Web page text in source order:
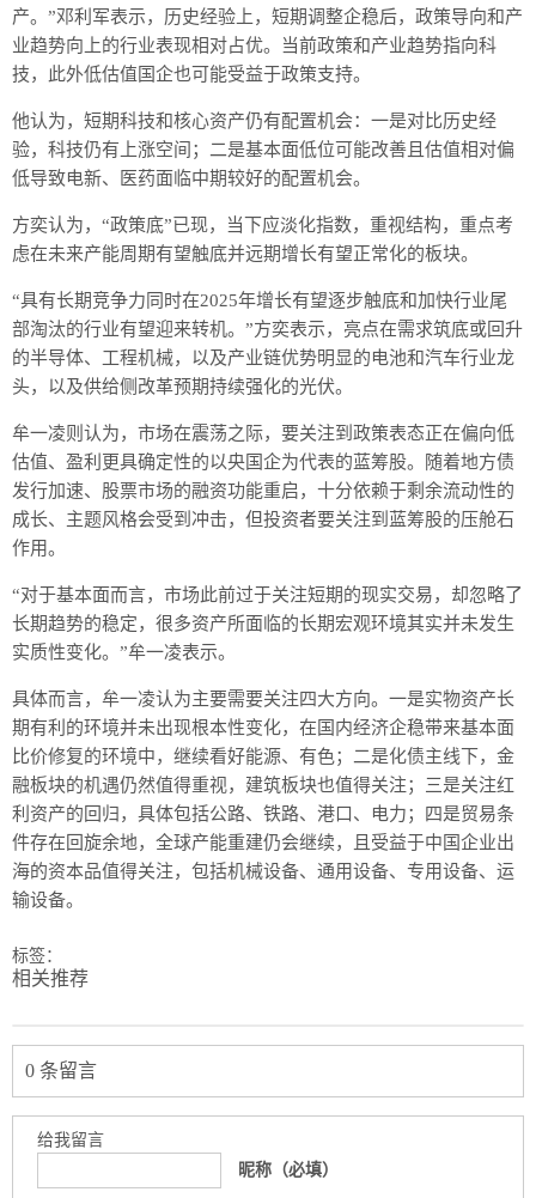
产。”邓利军表示，历史经验上，短期调整企稳后，政策导向和产
业趋势向上的行业表现相对占优。当前政策和产业趋势指向科
技，此外低估值国企也可能受益于政策支持。
他认为，短期科技和核心资产仍有配置机会：一是对比历史经
验，科技仍有上涨空间；二是基本面低位可能改善且估值相对偏
低导致电新、医药面临中期较好的配置机会。
方奕认为，“政策底”已现，当下应淡化指数，重视结构，重点考
虑在未来产能周期有望触底并远期增长有望正常化的板块。
“具有长期竞争力同时在2025年增长有望逐步触底和加快行业尾
部淘汰的行业有望迎来转机。”方奕表示，亮点在需求筑底或回升
的半导体、工程机械，以及产业链优势明显的电池和汽车行业龙
头，以及供给侧改革预期持续强化的光伏。
牟一凌则认为，市场在震荡之际，要关注到政策表态正在偏向低
估值、盈利更具确定性的以央国企为代表的蓝筹股。随着地方债
发行加速、股票市场的融资功能重启，十分依赖于剩余流动性的
成长、主题风格会受到冲击，但投资者要关注到蓝筹股的压舱石
作用。
“对于基本面而言，市场此前过于关注短期的现实交易，却忽略了
长期趋势的稳定，很多资产所面临的长期宏观环境其实并未发生
实质性变化。”牟一凌表示。
具体而言，牟一凌认为主要需要关注四大方向。一是实物资产长
期有利的环境并未出现根本性变化，在国内经济企稳带来基本面
比价修复的环境中，继续看好能源、有色；二是化债主线下，金
融板块的机遇仍然值得重视，建筑板块也值得关注；三是关注红
利资产的回归，具体包括公路、铁路、港口、电力；四是贸易条
件存在回旋余地，全球产能重建仍会继续，且受益于中国企业出
海的资本品值得关注，包括机械设备、通用设备、专用设备、运
输设备。
标签：
相关推荐
0 条留言
给我留言
昵称（必填）